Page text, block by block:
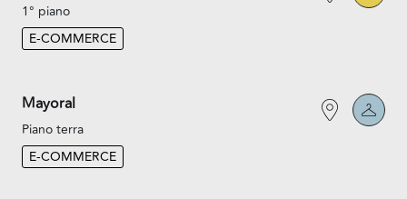
1° piano
E-COMMERCE
Mayoral
Piano terra
E-COMMERCE